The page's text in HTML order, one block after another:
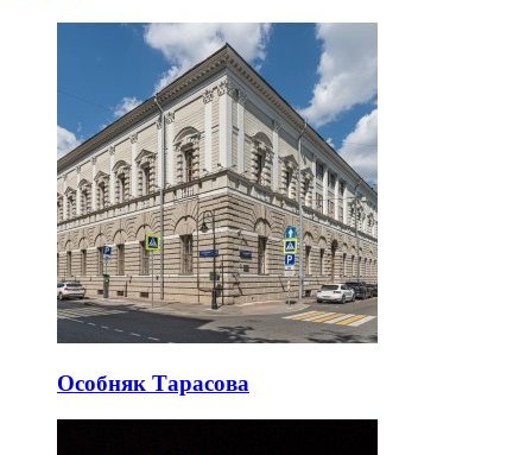
Особняк Тарасова